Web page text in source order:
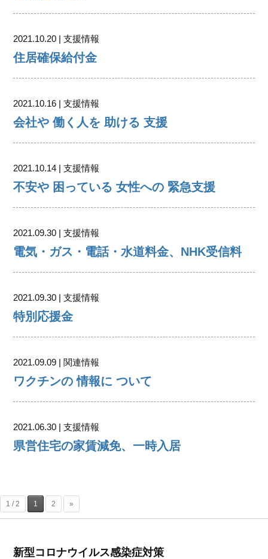
2021.10.20 | 支援情報
住居確保給付金
2021.10.16 | 支援情報
会社や 働く人を 助ける 支援
2021.10.14 | 支援情報
不安や 困っている 女性への 緊急支援
2021.09.30 | 支援情報
電気・ガス・電話・水道料金、NHK受信料
2021.09.30 | 支援情報
特別応援金
2021.09.09 | 関連情報
ワクチンの 情報に ついて
2021.06.30 | 支援情報
県営住宅の家賃減免、一時入居
1 / 2 1 2 »
新型コロナウイルス感染症対策